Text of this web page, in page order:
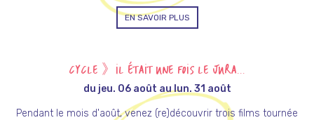
EN SAVOIR PLUS
CYCLE 》IL ÉTAIT UNE FOIS LE JURA...
du jeu. 06 août au lun. 31 août
Pendant le mois d'août, venez (re)découvrir trois films tournée